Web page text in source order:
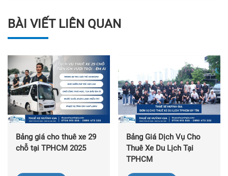
BÀI VIẾT LIÊN QUAN
Bảng giá cho thuê xe 29
chỗ tại TPHCM 2025
Bảng Giá Dịch Vụ Cho
Thuê Xe Du Lịch Tại
TPHCM